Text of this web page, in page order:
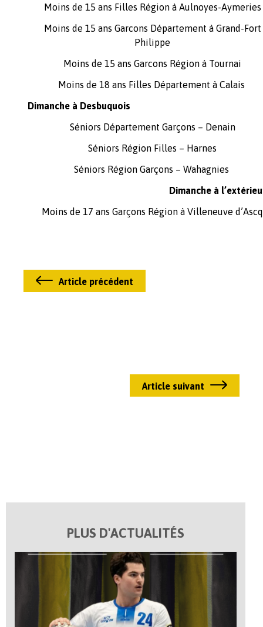
Moins de 15 ans Filles Régionà Aulnoyes-Aymeries
Moins de 15 ans Garcons Département à Grand-Fort
Philippe
Moins de 15 ans Garcons Région à Tournai
Moins de 18 ans Filles Département à Calais
Dimanche à Desbuquois
Séniors Département Garçons – Denain
Séniors Région Filles – Harnes
Séniors Région Garçons – Wahagnies
Dimanche à
Moins de 17 ans Garçons Région à Villeneuve d’Ascq
Article précédent
Article suivant
PLUS D'ACTUALITÉS